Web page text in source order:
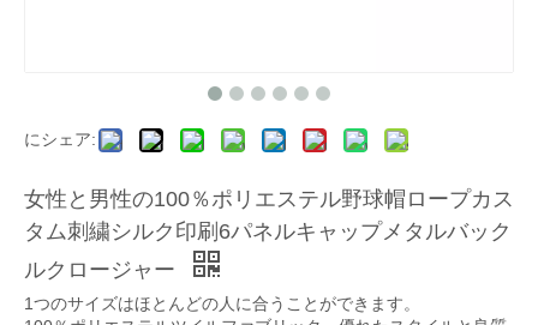
にシェア:
女性と男性の100％ポリエステル野球帽ロープカス
タム刺繍シルク印刷6パネルキャップメタルバック
ルクロージャー
1つのサイズはほとんどの人に合うことができます。